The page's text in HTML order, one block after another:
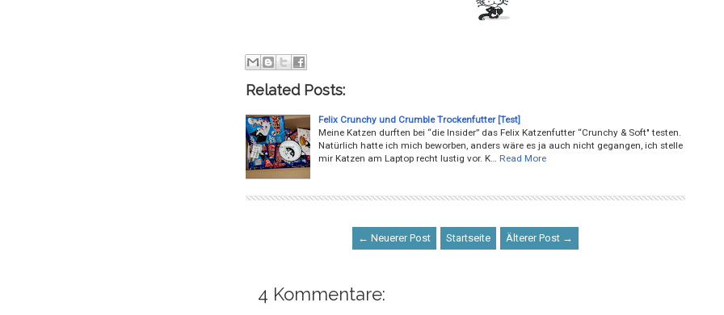
Related Posts:
Felix Crunchy und Crumble Trockenfutter [Test]
Meine Katzen durften bei “die Insider” das Felix Katzenfutter “Crunchy & Soft" testen.
Natürlich hatte ich mich beworben, anders wäre es ja auch nicht gegangen, ich stelle
mir Katzen am Laptop recht lustig vor. K…
Read More
← Neuerer Post Startseite Älterer Post →
4 Kommentare: